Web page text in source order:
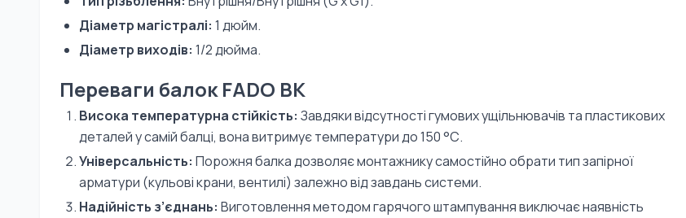
Діаметр магістралі: 1 дюйм.
Діаметр виходів: 1/2 дюйма.
Переваги балок FADO BK
Висока температурна стійкість: Завдяки відсутності гумових ущільнювачів та пластикових
деталей у самій балці, вона витримує температури до 150 °С.
Універсальність: Порожня балка дозволяє монтажнику самостійно обрати тип запірної
арматури (кульові крани, вентилі) залежно від завдань системи.
Надійність з’єднань: Виготовлення методом гарячого штампування виключає наявність